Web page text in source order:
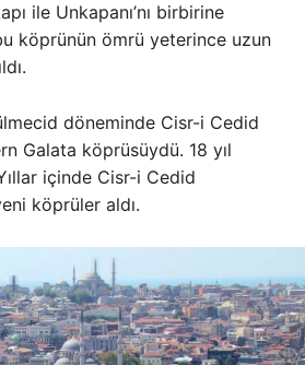
ile Unkapanı’nı birbirine
köprünün ömrü yeterince uzun
döneminde Cisr-i Cedid
Galata köprüsüydü. 18 yıl
içinde Cisr-i Cedid
köprüler aldı.